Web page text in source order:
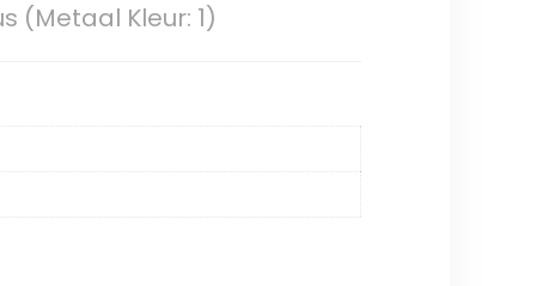
(Metaal Kleur: 1)